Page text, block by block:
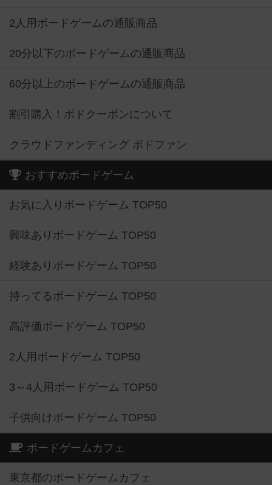
2人用ボードゲームの通販商品
20分以下のボードゲームの通販商品
60分以上のボードゲームの通販商品
割引購入！ボドクーポンについて
クラウドファンディング ボドファン
おすすめボードゲーム
お気に入りボードゲーム TOP50
興味ありボードゲーム TOP50
経験ありボードゲーム TOP50
持ってるボードゲーム TOP50
高評価ボードゲーム TOP50
2人用ボードゲーム TOP50
3～4人用ボードゲーム TOP50
子供向けボードゲーム TOP50
ボードゲームカフェ
東京都のボードゲームカフェ